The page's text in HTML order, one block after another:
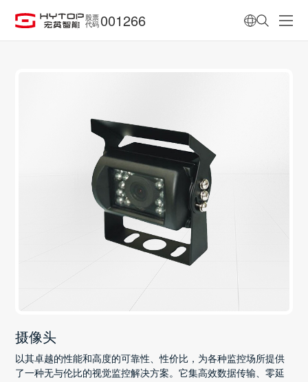
股票
代码 001266
摄像头
以其卓越的性能和高度的可靠性、性价比，为各种监控场所提供
了一种无与伦比的视觉监控解决方案。它集高效数据传输、零延